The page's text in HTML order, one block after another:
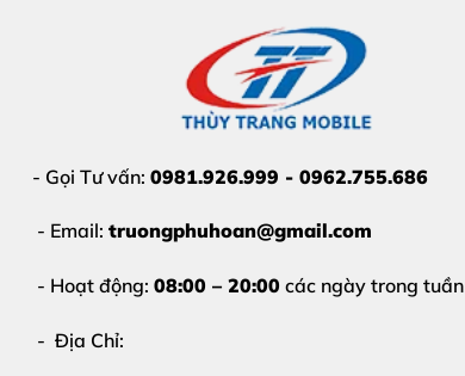
- Gọi Tư vấn: 0981.926.999 - 0962.755.686
- Email: truongphuhoan@gmail.com
- Hoạt động: 08:00 – 20:00 các ngày trong tuần
- Địa Chỉ: